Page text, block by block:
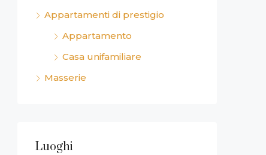
Appartamenti di prestigio
Appartamento
Casa unifamiliare
Masserie
Luoghi